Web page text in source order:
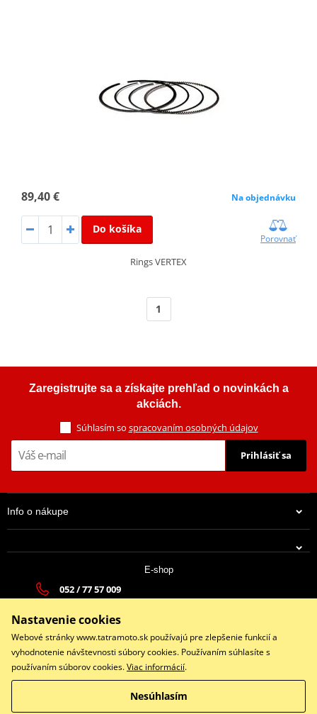
89,40 € Na objednávku
Do košíka
Porovnať
Rings VERTEX
1
Zaregistrujte sa a získajte prehľad o novinkách a
akciách.
Súhlasím so spracovaním osobných údajov
Prihlásiť sa
Info o nákupe
E-shop
052 / 77 57 009
Po - Pia 9:00-17:00 | So: 9:00-13:00 | Ne: Zatvorené
Facebook
Copyright © 2026 www.tatramoto.sk
Nastavenie cookies
Webové stránky www.tatramoto.sk používajú pre zlepšenie funkcií a
vyhodnotenie návštevnosti súbory cookies. Používaním súhlasíte s
používaním súborov cookies.Viac informácií.
Nesúhlasím